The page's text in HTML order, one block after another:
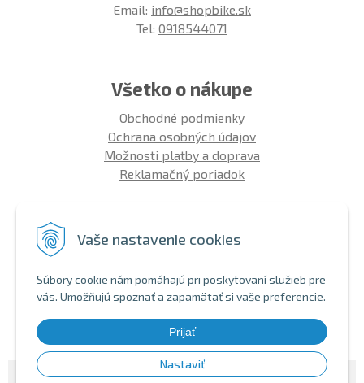
Vaše nastavenie cookies
Súbory cookie nám pomáhajú pri poskytovaní služieb pre
vás. Umožňujú spoznať a zapamätať si vaše preferencie.
Prijať
Nastaviť
Email: info@shopbike.sk
Tel: 0918544071
Všetko o nákupe
Obchodné podmienky
Ochrana osobných údajov
Možnosti platby a doprava
Reklamačný poriadok
Aký bicykel kúpiť 26' | 27,5' | 29'
Nákup na splátky
Bezhotovostná platba
© 2026 SHOPBIKE •NextShop&e-shop Pohoda Connectorby